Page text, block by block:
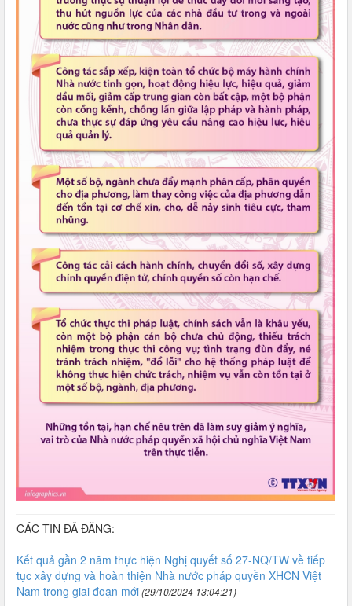
CÁC TIN ĐÃ ĐĂNG:
Kết quả gần 2 năm thực hiện Nghị quyết số 27-NQ/TW về tiếp
tục xây dựng và hoàn thiện Nhà nước pháp quyền XHCN Việt
Nam trong giai đoạn mới(29/10/2024 13:04:21)